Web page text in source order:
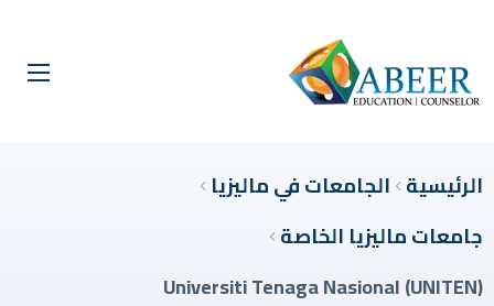
الرئيسية الجامعات في ماليزيا
جامعات ماليزيا الخاصة
Universiti Tenaga Nasional (UNITEN)